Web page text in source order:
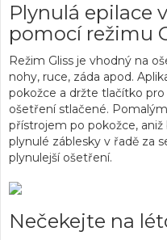
Plynulá epilace
pomocí režimu
Režim Gliss je vhodný na
nohy, ruce, záda apod.
pokožce a držte tlačítko
ošetření stlačené.
přístrojem po pokožce, aniž
plynulé záblesky v řadě za
plynulejší ošetření.
Nečekejte na